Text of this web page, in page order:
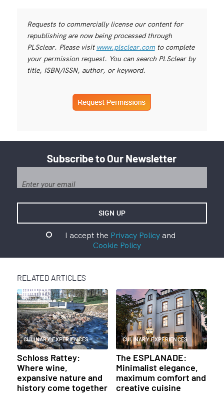
Requests to commercially license our content for
republishing are now being processed through
PLSclear. Please visit www.plsclear.comto complete
your permission request. You can search PLSclear by
title, ISBN/ISSN, author, or keyword.
Subscribe to Our Newsletter
I accept the Privacy Policyand
Cookie Policy
RELATED ARTICLES
CULINARY EXPERIENCES
Schloss Rattey:
Where wine,
expansive nature and
history come together
CULINARY EXPERIENCES
The ESPLANADE:
Minimalist elegance,
maximum comfort and
creative cuisine